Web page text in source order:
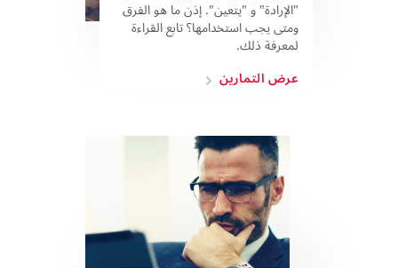
"الإرادة" و "يتعين". إذن ما هو الفرق
ومتى يجب استخدامها؟ تابع القراءة
لمعرفة ذلك.
عرض التمارين